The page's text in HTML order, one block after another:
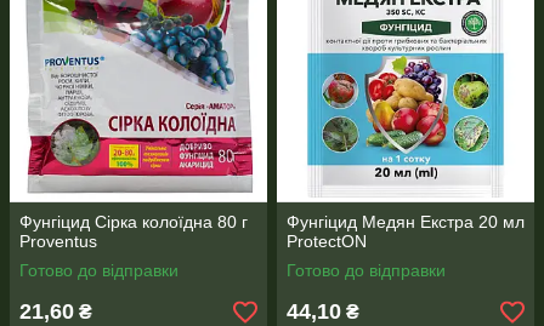
Фунгіцид Сірка колоїдна 80 г
Proventus
Готово до відправки
21,60 ₴
Фунгіцид Медян Екстра 20 мл
ProtectON
Готово до відправки
44,10 ₴